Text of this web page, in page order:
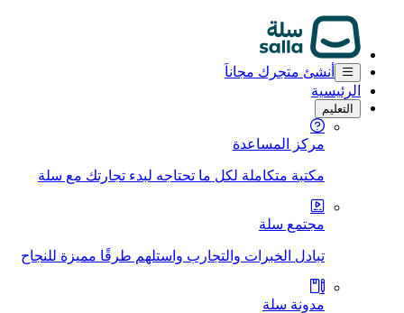
أنشئ متجرك مجاناَ
الرئيسية
التعليم
مركز المساعدة
مكتبة متكاملة لكل ما تحتاجه لبدء تجارتك مع سلة
مجتمع سلة
تبادل الخبرات والتجارب واستلهم طرقًا مميزة للنجاح
مدونة سلة